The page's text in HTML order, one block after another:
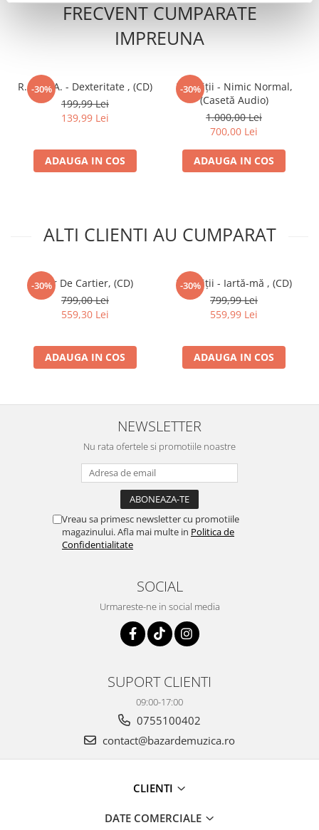
FRECVENT CUMPARATE
IMPREUNA
-30%
R.A.C.L.A. - Dexteritate , (CD)
199,99 Lei
139,99 Lei
ADAUGA IN COS
-30%
Paraziții - Nimic Normal,
(Casetă Audio)
1.000,00 Lei
700,00 Lei
ADAUGA IN COS
ALTI CLIENTI AU CUMPARAT
-30%
Star De Cartier, (CD)
799,00 Lei
559,30 Lei
ADAUGA IN COS
-30%
Paraziții - Iartă-mă , (CD)
799,99 Lei
559,99 Lei
ADAUGA IN COS
NEWSLETTER
Nu rata ofertele si promotiile noastre
Vreau sa primesc newsletter cu promotiile
magazinului. Afla mai multe in Politica de
Confidentialitate
SOCIAL
Urmareste-ne in social media
SUPORT CLIENTI
09:00-17:00
0755100402
contact@bazardemuzica.ro
CLIENTI
DATE COMERCIALE